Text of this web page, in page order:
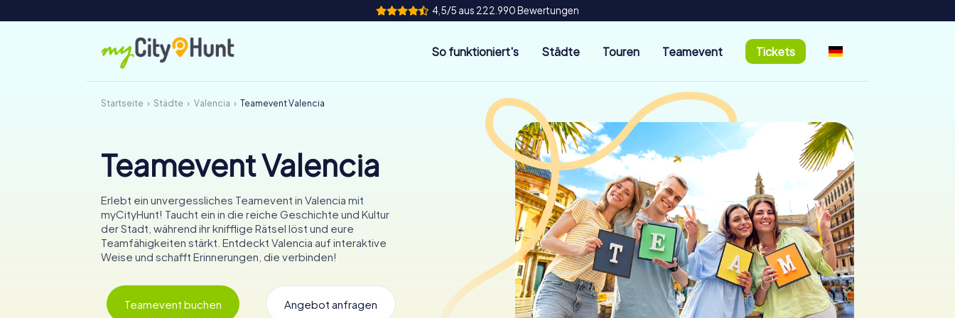
4,5/5 aus 222.990 Bewertungen
So funktioniert's Städte Touren Teamevent Tickets
Startseite Städte Valencia Teamevent Valencia
Teamevent Valencia
Erlebt ein unvergessliches Teamevent in Valencia mit
myCityHunt! Taucht ein in die reiche Geschichte und Kultur
der Stadt, während ihr knifflige Rätsel löst und eure
Teamfähigkeiten stärkt. Entdeckt Valencia auf interaktive
Weise und schafft Erinnerungen, die verbinden!
Teamevent buchen Angebot anfragen